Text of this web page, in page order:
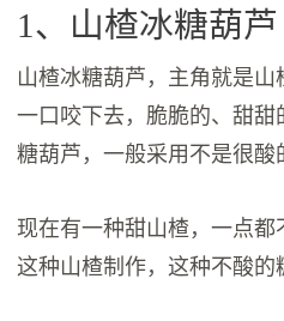
1、山楂冰糖葫芦
山楂冰糖葫芦，主角就是山
一口咬下去，脆脆的、甜
糖葫芦，一般采用不是很酸
现在有一种甜山楂，一点都
这种山楂制作，这种不酸的